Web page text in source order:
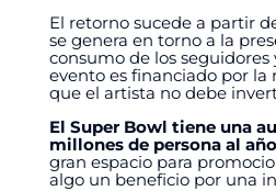
El retorno sucede a partir
se genera en torno a la
consumo de los
evento es financiado por la
que el artista no debe
El Super Bowl tiene una
millones de persona al año
gran espacio para
algo un beneficio por una